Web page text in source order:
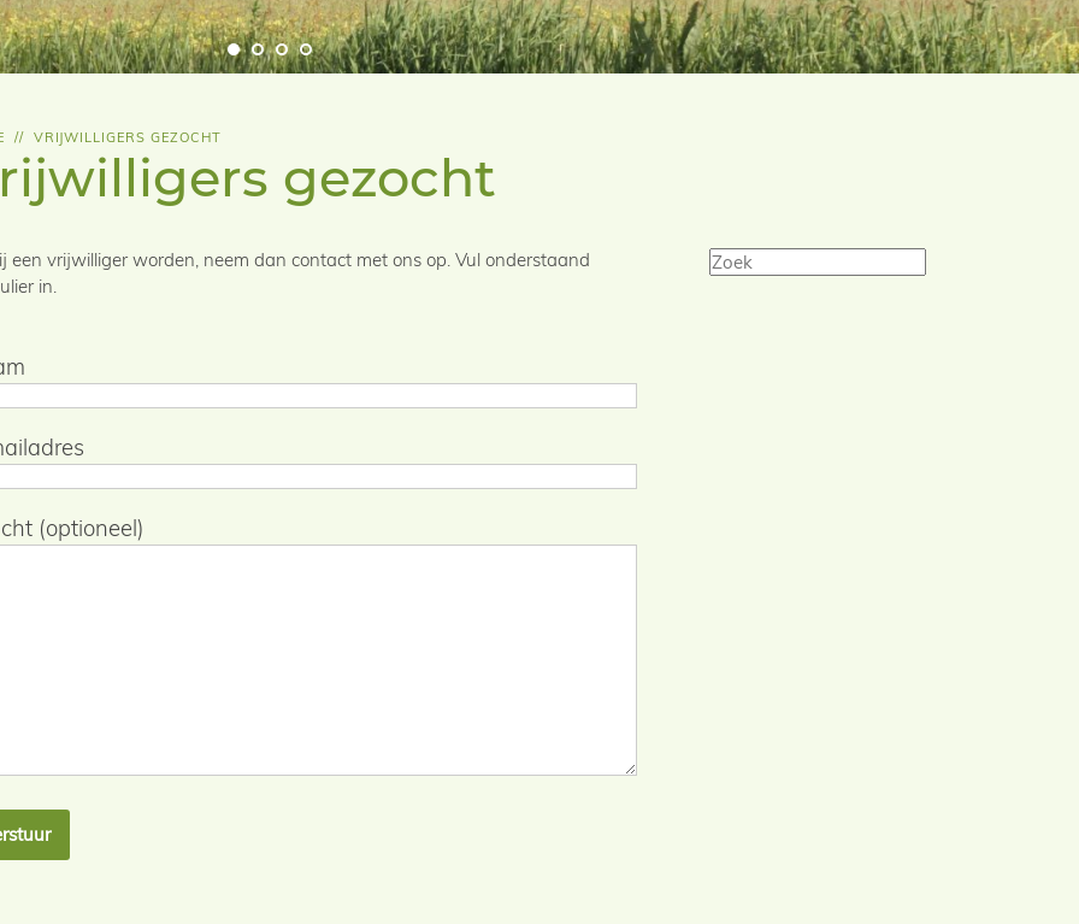
// VRIJWILLIGERS GEZOCHT
gezocht
een vrijwilliger worden, neem dan contact met ons op. Vul onderstaand
in.
(optioneel)